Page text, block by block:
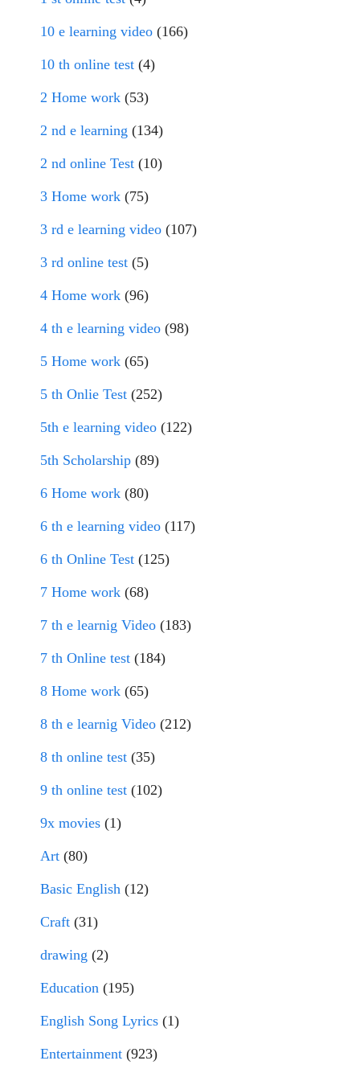
10 e learning video (166)
10 th online test (4)
2 Home work (53)
2 nd e learning (134)
2 nd online Test (10)
3 Home work (75)
3 rd e learning video (107)
3 rd online test (5)
4 Home work (96)
4 th e learning video (98)
5 Home work (65)
5 th Onlie Test (252)
5th e learning video (122)
5th Scholarship (89)
6 Home work (80)
6 th e learning video (117)
6 th Online Test (125)
7 Home work (68)
7 th e learnig Video (183)
7 th Online test (184)
8 Home work (65)
8 th e learnig Video (212)
8 th online test (35)
9 th online test (102)
9x movies (1)
Art (80)
Basic English (12)
Craft (31)
drawing (2)
Education (195)
English Song Lyrics (1)
Entertainment (923)